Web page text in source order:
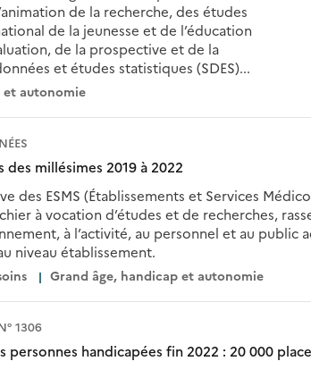
de la recherche, des études
de la jeunesse et de l’éducation
de la prospective et de la
et études statistiques (SDES)...
et autonomie
millésimes 2019 à 2022
des ESMS (Établissements et Services
à vocation d’études et de recherches,
à l’activité, au personnel et au public
niveau établissement.
Grand âge, handicap et autonomie
1306
personnes handicapées fin 2022 : 20 000